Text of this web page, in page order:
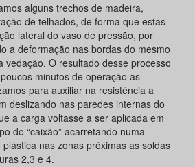
alguns trechos de madeira,
de telhados, de forma que estas
lateral do vaso de pressão, por
a deformação nas bordas do mesmo
vedação. O resultado desse processo
minutos de operação as
para auxiliar na resistência a
deslizando nas paredes internas do
a carga voltasse a ser aplicada em
do “caixão” acarretando numa
nas zonas próximas as soldas
2,3 e 4.